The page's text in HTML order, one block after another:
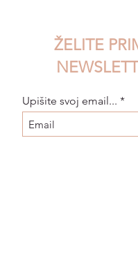
ŽELITE
Upišite svoj email...